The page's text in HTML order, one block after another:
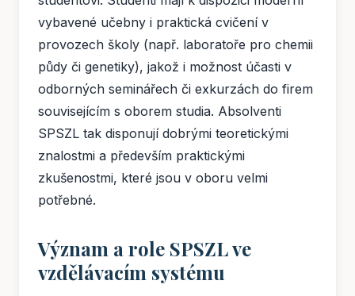
vybavené učebny i praktická cvičení v
provozech školy (např. laboratoře pro chemii
půdy či genetiky), jakož i možnost účasti v
odborných seminářech či exkurzách do firem
souvisejícím s oborem studia. Absolventi
SPSZL tak disponují dobrými teoretickými
znalostmi a především praktickými
zkušenostmi, které jsou v oboru velmi
potřebné.
Význam a role SPSZL ve
vzdělávacím systému